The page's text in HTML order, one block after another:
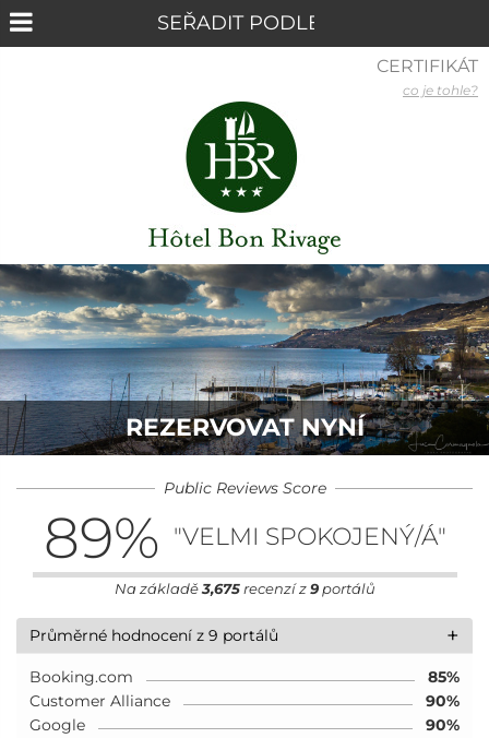
REZERVOVAT NYNÍ
Public Reviews Score
89% "VELMI SPOKOJENÝ/Á"
Na základě3,675recenzí z9portálů
+
Průměrné hodnocení z 9 portálů
Booking.com
85%
Customer Alliance
90%
Google
90%
CERTIFIKÁT
co je tohle?